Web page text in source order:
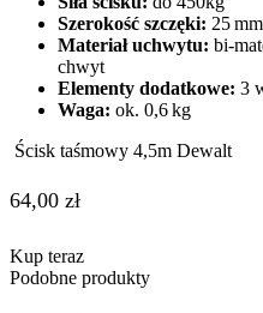
Szerokość szczęki: 25 mm
Materiał uchwytu: bi-
chwyt
Elementy dodatkowe: 3
Waga: ok. 0,6 kg
Ścisk taśmowy 4,5m Dewalt
64,00 zł
Kup teraz
Podobne produkty